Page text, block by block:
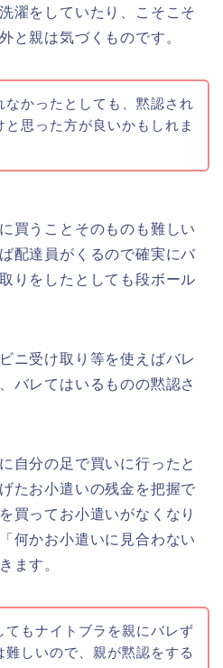
濯をしていたり、こそこそ
と親は気づくものです。
なかったとしても、黙認され
と思った方が良いかもしれま
買うことそのものも難しい
配達員がくるので確実にバ
りをしたとしても段ボール
ニ受け取り等を使えばバレ
バレてはいるものの黙認さ
自分の足で買いに行ったと
たお小遣いの残金を把握で
買ってお小遣いがなくなり
何かお小遣いに見合わない
ます。
てもナイトブラを親にバレず
難しいので、親が黙認をする